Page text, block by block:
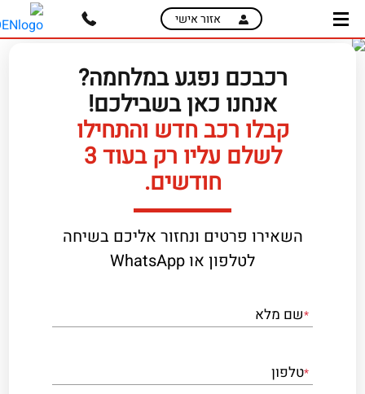
skip
main
skip
page
אזור אישי
רכבכם נפגע במלחמה?
אנחנו כאן בשבילכם!
קבלו רכב חדש והתחילו
לשלם עליו רק בעוד 3
חודשים.
השאירו פרטים ונחזור אליכם בשיחה
לטלפון או WhatsApp
*שם מלא
*טלפון